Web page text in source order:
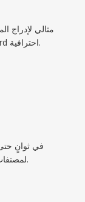
المالية وجداول البيانات في مستندات Word احترافية.
لمصنفات ذات اوراق متعددة وتنسيقات معقدة.